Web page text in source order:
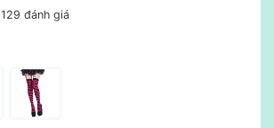
129 đánh giá